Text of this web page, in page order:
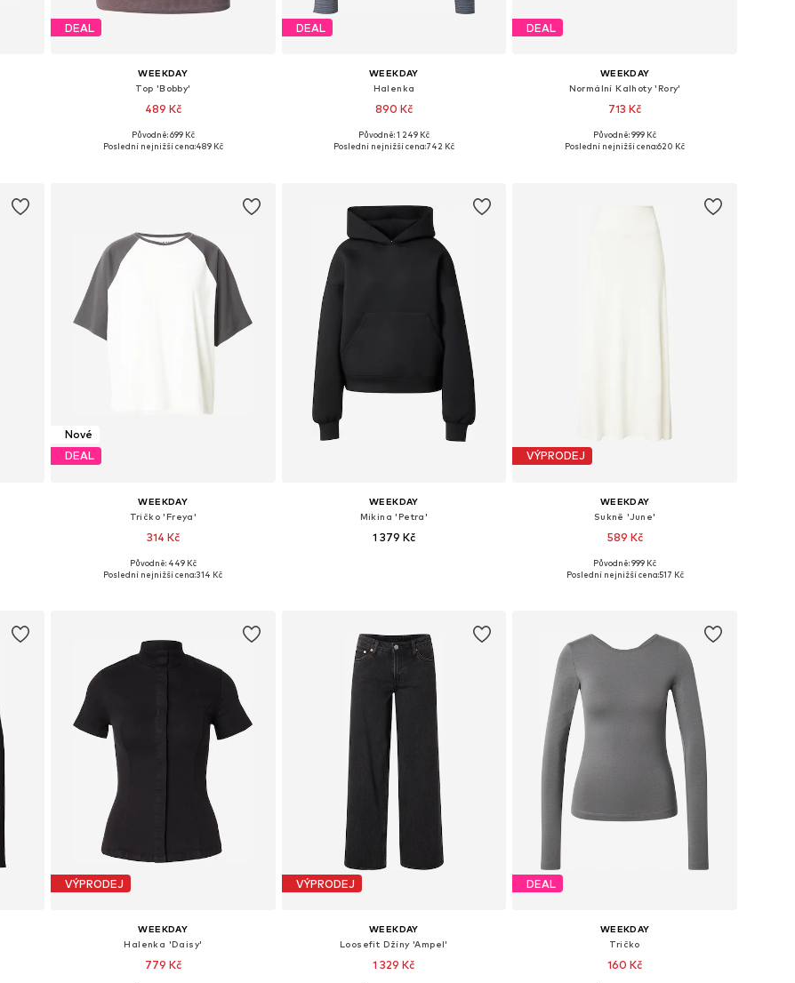
DEAL
WEEKDAY
Top 'Bobby'
489 Kč
Dostupné velikosti: XS, S, M, L
Původně: 699 Kč
Poslední nejnižší cena:489 Kč
DEAL
WEEKDAY
Halenka
890 Kč
Dostupné velikosti: XS, S, M, L, XL
Původně: 1 249 Kč
Poslední nejnižší cena:742 Kč
DEAL
WEEKDAY
Normální Kalhoty 'Rory'
713 Kč
Dostupné velikosti: 34, 36, 38, 40, 42, 44
Původně: 999 Kč
Poslední nejnižší cena:620 Kč
Nové
DEAL
WEEKDAY
Tričko 'Freya'
314 Kč
Dostupné velikosti: XS, S, M, L
Původně: 449 Kč
Poslední nejnižší cena:314 Kč
WEEKDAY
Mikina 'Petra'
1 379 Kč
VÝPRODEJ
WEEKDAY
Sukně 'June'
589 Kč
Dostupné velikosti: 34, 36, 38, 40
Původně: 999 Kč
Poslední nejnižší cena:517 Kč
VÝPRODEJ
WEEKDAY
Halenka 'Daisy'
779 Kč
VÝPRODEJ
WEEKDAY
Loosefit Džíny 'Ampel'
1 329 Kč
DEAL
WEEKDAY
Tričko
160 Kč